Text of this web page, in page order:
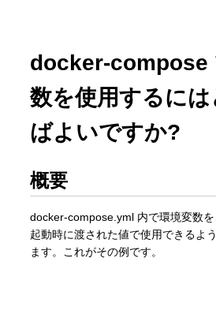
docker-compose
数を使用するに
ばよいですか?
概要
docker-compose.yml 内で環境変数
起動時に渡された値で使用できるよ
ます。これがその例です。